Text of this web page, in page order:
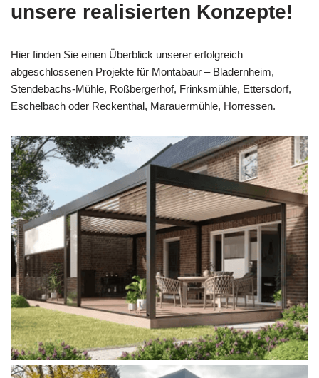
unsere realisierten Konzepte!
Hier finden Sie einen Überblick unserer erfolgreich
abgeschlossenen Projekte für Montabaur – Bladernheim,
Stendebachs-Mühle, Roßbergerhof, Frinksmühle, Ettersdorf,
Eschelbach oder Reckenthal, Marauermühle, Horressen.